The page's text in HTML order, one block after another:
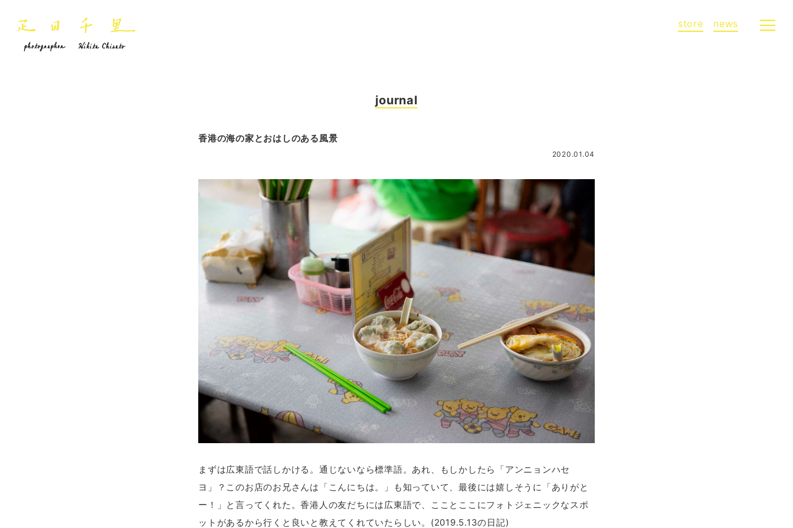
store news
journal
香港の海の家とおはしのある風景
2020.01.04
まずは広東語で話しかける。通じないなら標準語。あれ、もしかしたら「アンニョンハセ
ヨ」？このお店のお兄さんは「こんにちは。」も知っていて、最後には嬉しそうに「ありがと
ー！」と言ってくれた。香港人の友だちには広東語で、こことここにフォトジェニックなスポ
ットがあるから行くと良いと教えてくれていたらしい。(2019.5.13の日記)